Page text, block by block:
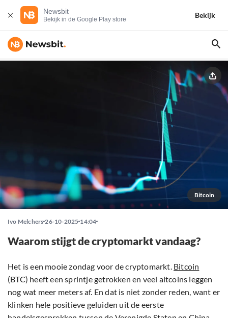
Newsbit
Bekijk in de Google Play store
Bekijk
Bitcoin
Ivo Melchers 26-10-2025 14:04
Waarom stijgt de cryptomarkt vandaag?
Het is een mooie zondag voor de cryptomarkt. Bitcoin
(BTC) heeft een sprintje getrokken en veel altcoins leggen
nog wat meer meters af. En dat is niet zonder reden, want er
klinken hele positieve geluiden uit de eerste